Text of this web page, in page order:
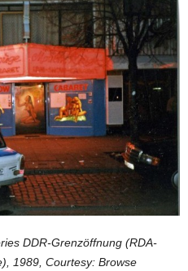
DDR-Grenzöffnung (RDA-
1989, Courtesy: Browse